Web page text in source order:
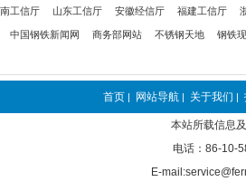
工信厅 山东工信厅 安徽经信厅 福建工信厅
中国钢铁新闻网 商务部网站 不锈钢天地 钢铁
首页 | 网站导航 | 关于我们 |
本站所载信息
电话：86-10-
E-